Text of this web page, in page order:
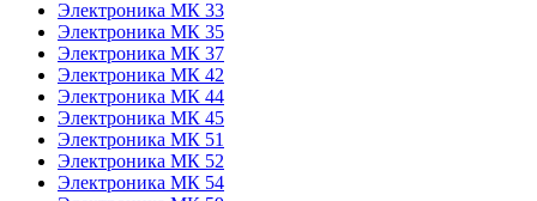
Электроника МК 33
Электроника МК 35
Электроника МК 37
Электроника МК 42
Электроника МК 44
Электроника МК 45
Электроника МК 51
Электроника МК 52
Электроника МК 54